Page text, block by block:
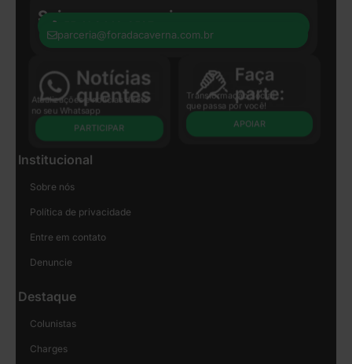
Seja nosso parceiro:
parceria@foradacaverna.com.br
Atualizações e notícias direto
no seu Whatsapp
PARTICIPAR
Transformação Social
que passa por você!
APOIAR
Institucional
Sobre nós
Política de privacidade
Entre em contato
Denuncie
Destaque
Colunistas
Charges